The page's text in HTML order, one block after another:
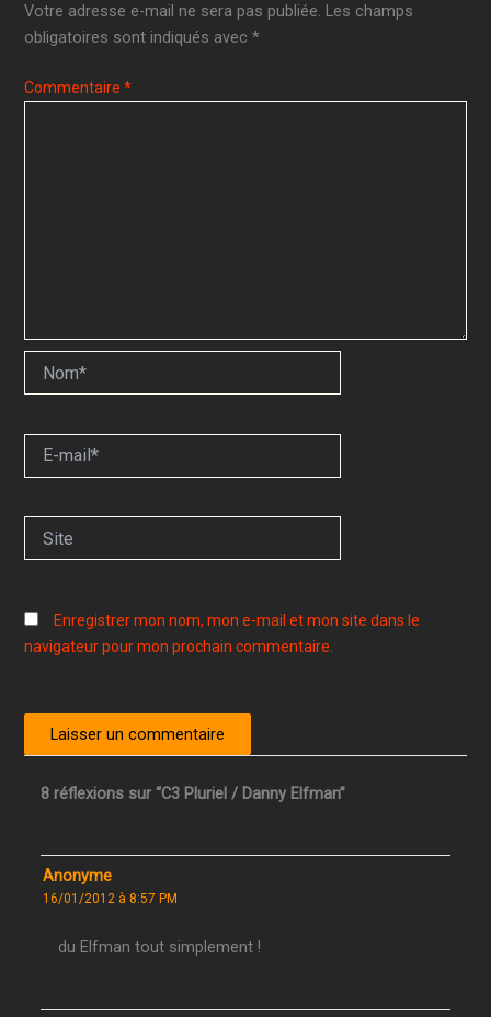
Votre adresse e-mail ne sera pas publiée. Les champs
obligatoires sont indiqués avec*
Commentaire*
mail*
Enregistrer mon nom, mon e-mail et mon site dans le
navigateur pour mon prochain commentaire.
8 réflexions sur “C3 Pluriel / Danny Elfman”
Anonyme
16/01/2012 à 8:57 PM
du Elfman tout simplement !